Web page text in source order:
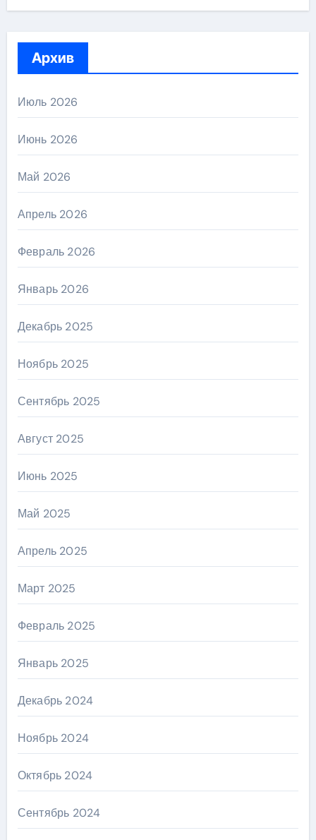
Архив
Июль 2026
Июнь 2026
Май 2026
Апрель 2026
Февраль 2026
Январь 2026
Декабрь 2025
Ноябрь 2025
Сентябрь 2025
Август 2025
Июнь 2025
Май 2025
Апрель 2025
Март 2025
Февраль 2025
Январь 2025
Декабрь 2024
Ноябрь 2024
Октябрь 2024
Сентябрь 2024